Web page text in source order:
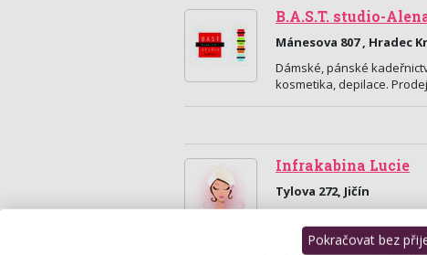
B.A.S.T. studio-
Mánesova 807 , Hradec
Dámské, pánské
kosmetika, depilace.
Infrakabina Lucie
Tylova 272, Jičín
Infrakabina - Infrasauna
ekzémy, snižuje ztuhlost
Pokračovat bez